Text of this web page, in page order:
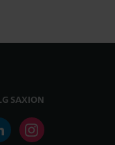
SAXION
instagram